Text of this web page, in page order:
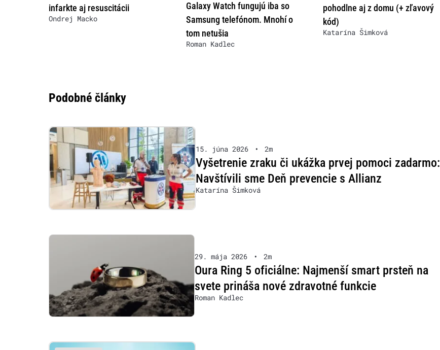
infarkte aj resuscitácii
Ondrej Macko
Galaxy Watch fungujú iba so
Samsung telefónom. Mnohí o
tom netušia
Roman Kadlec
pohodlne aj z domu (+ zľavový
kód)
Katarína Šimková
Podobné články
15. júna 2026 • 2m
Vyšetrenie zraku či ukážka prvej pomoci zadarmo:
Navštívili sme Deň prevencie s Allianz
Katarína Šimková
29. mája 2026 • 2m
Oura Ring 5 oficiálne: Najmenší smart prsteň na
svete prináša nové zdravotné funkcie
Roman Kadlec